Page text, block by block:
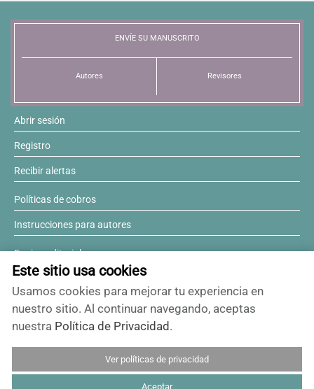
Este sitio usa cookies
Usamos cookies para mejorar tu experiencia en
nuestro sitio. Al continuar navegando, aceptas
nuestra Política de Privacidad.
Ver políticas de privacidad
Aceptar
ENVÍE SU MANUSCRITO
Autores Revisores
Abrir sesión
Registro
Recibir alertas
Políticas de cobros
Instrucciones para autores
Equipo editorial
Comité editorial
¿Desea ser revisor?
Contactos y soporte
ISSN 0717-6384